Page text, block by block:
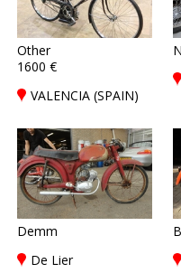
Other
1600 €
VALENCIA (SPAIN)
Demm
De Lier